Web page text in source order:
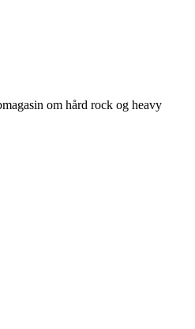
om hård rock og heavy